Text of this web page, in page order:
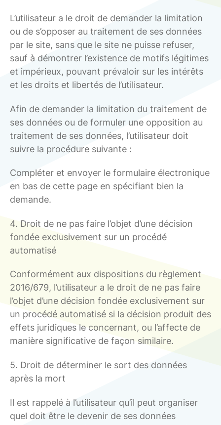
L’utilisateur a le droit de demander la limitation
ou de s’opposer au traitement de ses données
par le site, sans que le site ne puisse refuser,
sauf à démontrer l’existence de motifs légitimes
et impérieux, pouvant prévaloir sur les intérêts
et les droits et libertés de l’utilisateur.
Afin de demander la limitation du traitement de
ses données ou de formuler une opposition au
traitement de ses données, l’utilisateur doit
suivre la procédure suivante :
Compléter et envoyer le formulaire électronique
en bas de cette page en spécifiant bien la
demande.
4. Droit de ne pas faire l’objet d’une décision
fondée exclusivement sur un procédé
automatisé
Conformément aux dispositions du règlement
2016/679, l’utilisateur a le droit de ne pas faire
l’objet d’une décision fondée exclusivement sur
un procédé automatisé si la décision produit des
effets juridiques le concernant, ou l’affecte de
manière significative de façon similaire.
5. Droit de déterminer le sort des données
après la mort
Il est rappelé à l’utilisateur qu’il peut organiser
quel doit être le devenir de ses données